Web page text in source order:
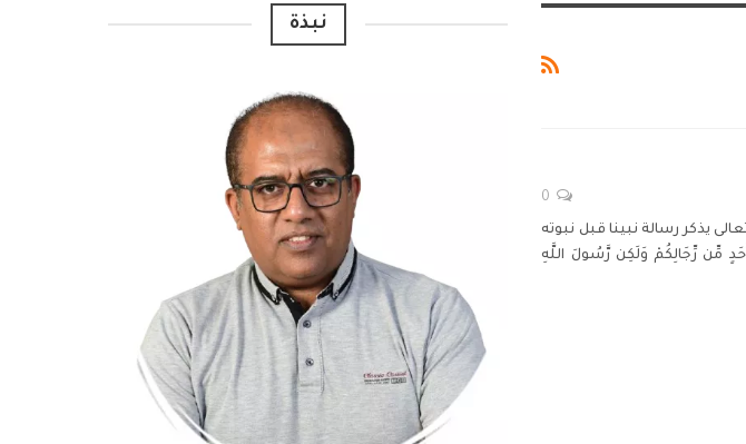
يذكر رسالة نبينا قبل نبوته
مِّن رِّجَالِكُمْ وَلَكِن رَّسُولَ اللَّهِ
نبذة